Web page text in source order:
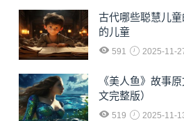
古代哪些聪慧儿
的儿童
591 2025-11-
《美人鱼》故事
文完整版）
519 2025-11-